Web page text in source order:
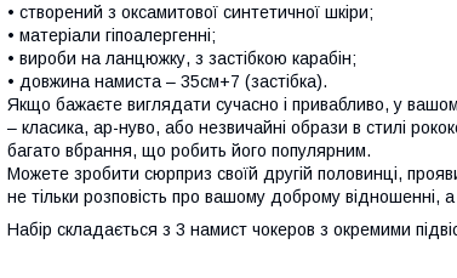
• створений з оксамитової синтетичної шкіри;
• матеріали гіпоалергенні;
• вироби на ланцюжку, з застібкою карабін;
• довжина намиста – 35см+7 (застібка).
Якщо бажаєте виглядати сучасно і привабливо, у
– класика, ар-нуво, або незвичайні образи в стилі
багато вбрання, що робить його популярним.
Можете зробити сюрприз своїй другій половинці,
не тільки розповість про вашому доброму відношенні,
Набір складається з 3 намист чокеров з окремими